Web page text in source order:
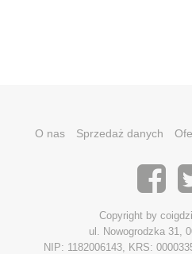
O nas Sprzedaż danych
Copyright by
ul. Nowogrodzka 31,
NIP: 1182006143, KRS: